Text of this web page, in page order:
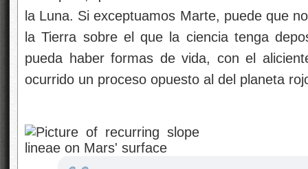
la Luna. Si exceptuamos Marte, puede que
la Tierra sobre el que la ciencia tenga
pueda haber formas de vida, con el
ocurrido un proceso opuesto al del planeta